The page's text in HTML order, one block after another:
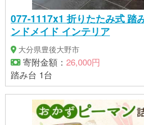
077-1117x1 折りたたみ式 踏
ンドメイド インテリア
大分県豊後大野市
寄附金額： 26,000円
踏み台 1台